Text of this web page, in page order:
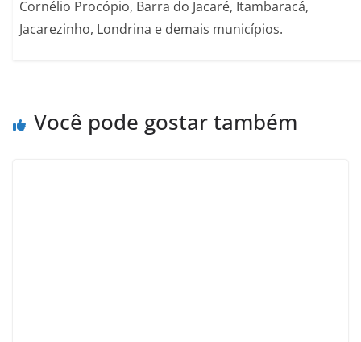
Cornélio Procópio, Barra do Jacaré, Itambaracá,
Jacarezinho, Londrina e demais municípios.
Você pode gostar também